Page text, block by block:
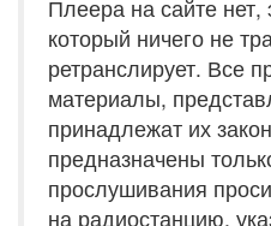
Плеера на сайте
который ничего не
ретранслирует. Все
материалы,
принадлежат их
предназначены
прослушивания
на радиостанцию,